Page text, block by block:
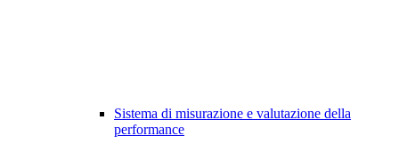
Sistema di misurazione e valutazione della
performance